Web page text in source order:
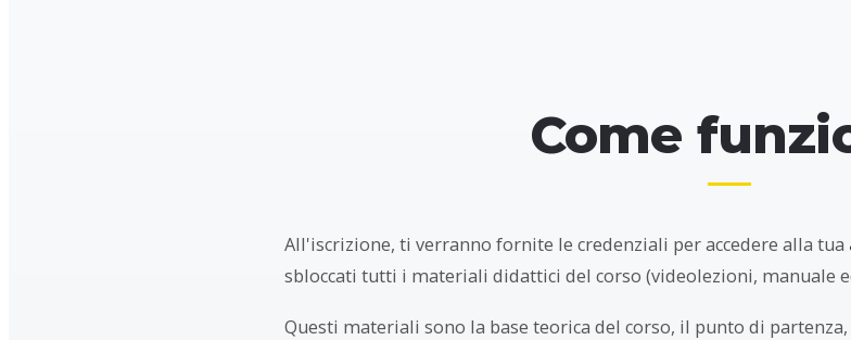
Come
All'iscrizione, ti verranno fornite le credenziali per accedere alla tua
sbloccati tutti i materiali didattici del corso (videolezioni, manuale
Questi materiali sono la base teorica del corso, il punto di